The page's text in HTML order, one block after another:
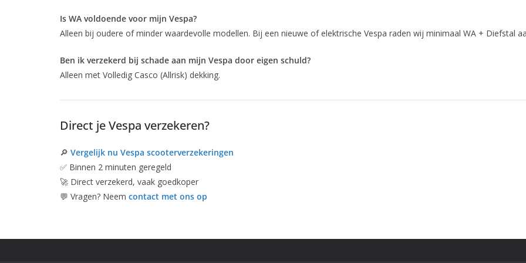
Is WA voldoende voor mijn Vespa?
Alleen bij oudere of minder waardevolle modellen. Bij een nieuwe of elektrische Vespa raden wij minimaal WA + Diefstal
Ben ik verzekerd bij schade aan mijn Vespa door eigen schuld?
Alleen met Volledig Casco (Allrisk) dekking.
Direct je Vespa verzekeren?
🔎 Vergelijk nu Vespa scooterverzekeringen
✅ Binnen 2 minuten geregeld
🚀 Direct verzekerd, vaak goedkoper
💬 Vragen? Neem contact met ons op